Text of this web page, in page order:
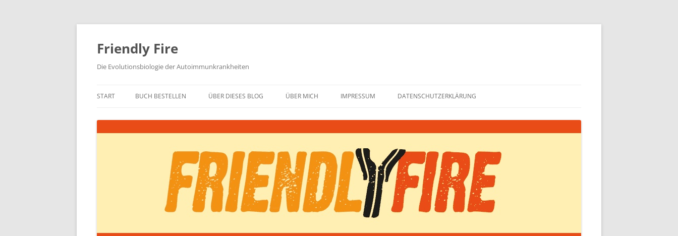
Zum
springen
Friendly Fire
Die Evolutionsbiologie der Autoimmunkrankheiten
START BUCH BESTELLEN ÜBER DIESES BLOG ÜBER MICH IMPRESSUM DATENSCHUTZERKLÄRUNG